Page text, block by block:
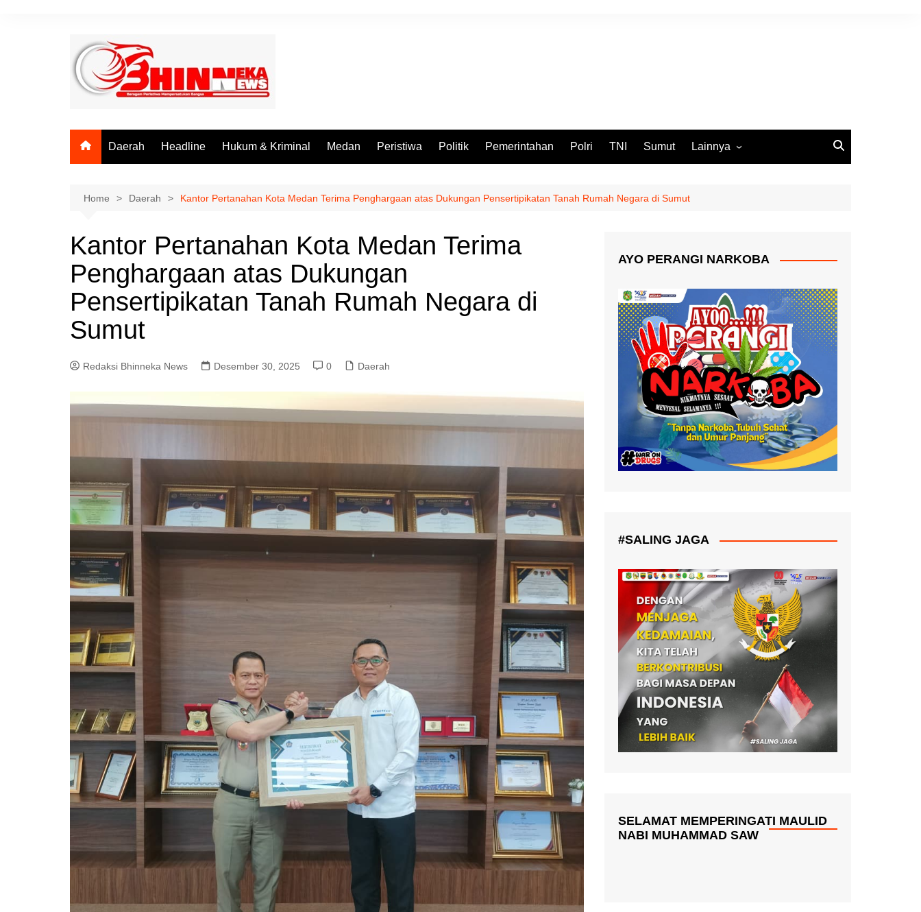
Daerah Headline Hukum & Kriminal Medan Peristiwa Politik Pemerintahan Polri TNI Sumut Lainnya
Home Daerah Kantor Pertanahan Kota Medan Terima Penghargaan atas Dukungan Pensertipikatan Tanah Rumah Negara di Sumut
Kantor Pertanahan Kota Medan Terima
Penghargaan atas Dukungan
Pensertipikatan Tanah Rumah Negara di
Sumut
Redaksi Bhinneka News Desember 30, 2025 0 Daerah
AYO PERANGI NARKOBA
#SALING JAGA
SELAMAT MEMPERINGATI MAULID
NABI MUHAMMAD SAW